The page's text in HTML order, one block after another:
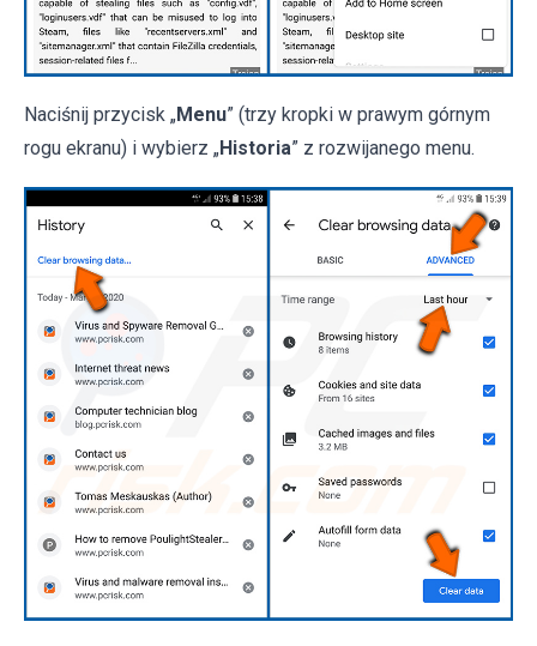
Naciśnij przycisk „Menu” (trzy kropki w prawym górnym
rogu ekranu) i wybierz „Historia” z rozwijanego menu.